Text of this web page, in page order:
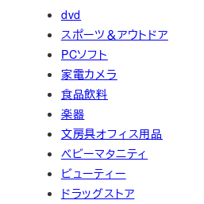
dvd
スポーツ＆アウトドア
PCソフト
家電カメラ
食品飲料
楽器
文房具オフィス用品
ベビーマタニティ
ビューティー
ドラッグストア